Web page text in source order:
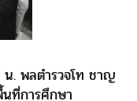
. พลตำรวจโท ชาญ
นที่การศึกษา